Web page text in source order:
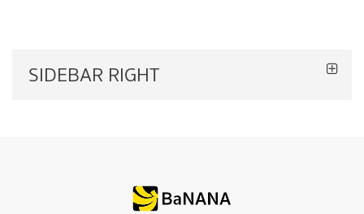
SIDEBAR RIGHT